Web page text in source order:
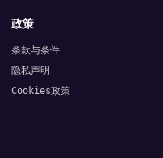
政策
条款与条件
隐私声明
Cookies政策